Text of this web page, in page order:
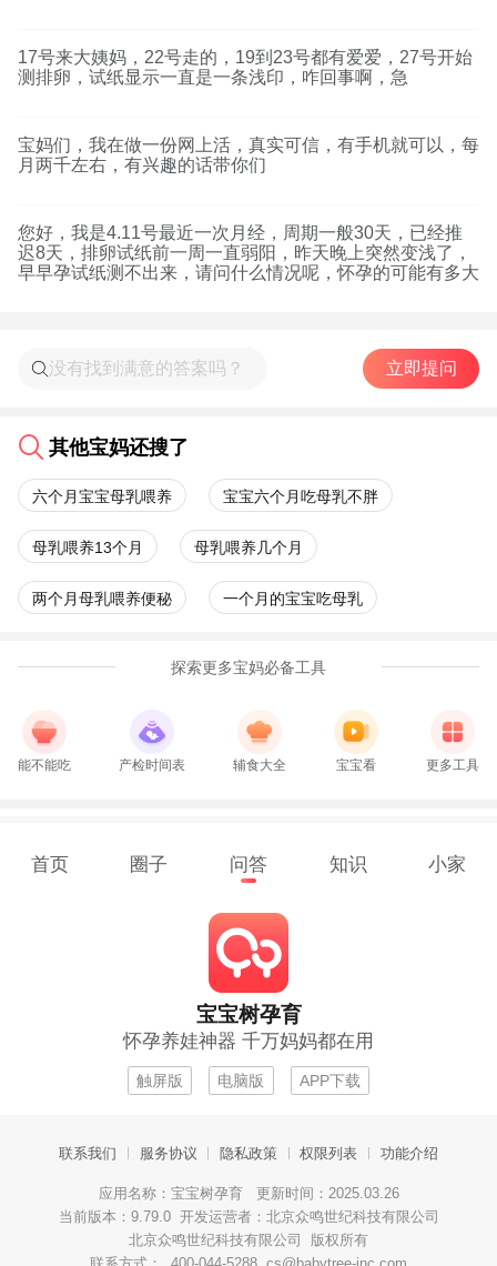
17号来大姨妈，22号走的，19到23号都有爱爱，27号开始
测排卵，试纸显示一直是一条浅印，咋回事啊，急
宝妈们，我在做一份网上活，真实可信，有手机就可以，每
月两千左右，有兴趣的话带你们
您好，我是4.11号最近一次月经，周期一般30天，已经推
迟8天，排卵试纸前一周一直弱阳，昨天晚上突然变浅了，
早早孕试纸测不出来，请问什么情况呢，怀孕的可能有多大
立即提问
其他宝妈还搜了
六个月宝宝母乳喂养 宝宝六个月吃母乳不胖
母乳喂养13个月 母乳喂养几个月
两个月母乳喂养便秘 一个月的宝宝吃母乳
探索更多宝妈必备工具
能不能吃 产检时间表 辅食大全 宝宝看 更多工具
首页 圈子 问答 知识 小家
宝宝树孕育
怀孕养娃神器 千万妈妈都在用
触屏版 电脑版 APP下载
联系我们 服务协议 隐私政策 权限列表 功能介绍
应用名称：宝宝树孕育 更新时间：2025.03.26
当前版本：9.79.0 开发运营者：北京众鸣世纪科技有限公司
北京众鸣世纪科技有限公司 版权所有